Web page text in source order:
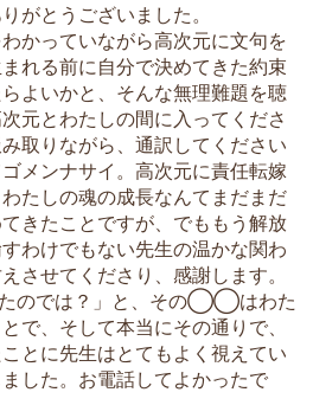
がとうございました。
かっていながら高次元に文句を
れる前に自分で決めてきた約束
よいかと、そんな無理難題を聴
元とわたしの間に入ってくださ
取りながら、通訳してください
メンナサイ。高次元に責任転嫁
たしの魂の成長なんてまだまだ
きたことですが、でももう解放
わけでもない先生の温かな関わ
させてくださり、感謝します。
のでは？」と、その◯◯はわた
で、そして本当にその通りで、
とに先生はとてもよく視えてい
した。お電話してよかったで